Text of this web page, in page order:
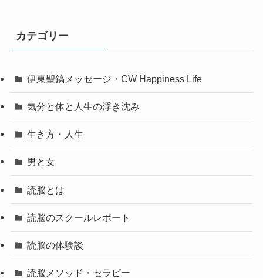
カテゴリー
伊東聖鎬メッセージ・CW Happiness Life
気分と体と人生の浮き沈み
生き方・人生
男と女
読脳とは
読脳のスクールレポート
読脳の体験談
読脳メソッド・セラピー